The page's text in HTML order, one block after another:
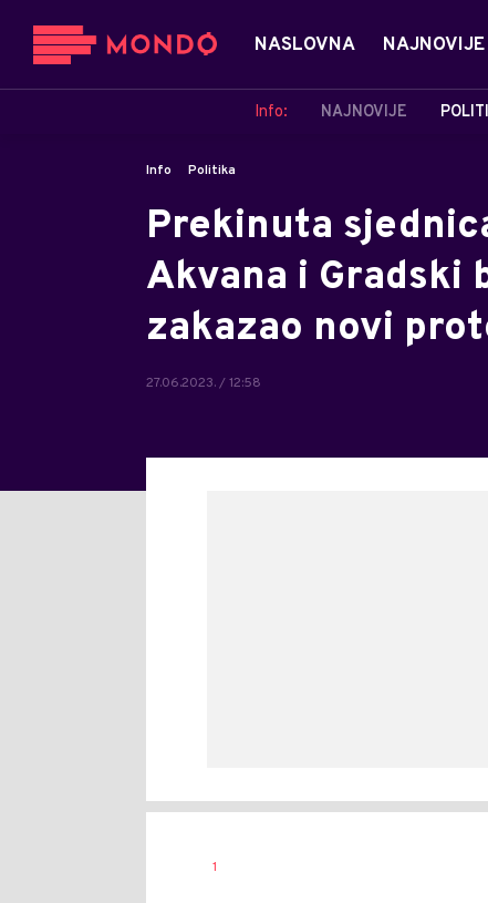
NASLOVNA NAJNOVIJE
Info: NAJNOVIJE
Info Politika
Prekinuta
Akvana i Gradski
zakazao novi
27.06.2023. / 12:58
AUTOR
1